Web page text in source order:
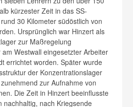
kürzester Zeit in das SS-
30 Kilometer südöstlich von
Ursprünglich war Hinzert als
zur Maßregelung
Westwall eingesetzter Arbeiter
errichtet worden. Später wurde
der Konzentrationslager
zur Aufnahme von
Die Zeit in Hinzert beeinflusste
nachhaltig, nach Kriegsende